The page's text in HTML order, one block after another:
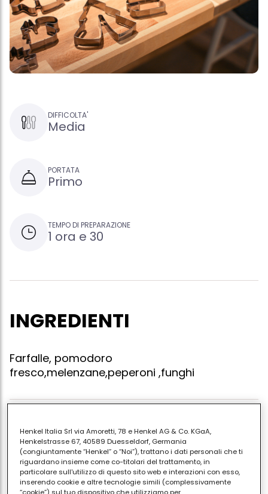
DIFFICOLTA'
Media
PORTATA
Primo
TEMPO DI PREPARAZIONE
1 ora e 30
INGREDIENTI
Farfalle, pomodoro
fresco,melenzane,peperoni ,funghi
Friggere i peperoni le melenzane i funghi a parte in un
poco d'olio imbiondire uno spicchio di aglio mettere i
pomodori tagliati a pezzettini e farli cuocere insieme
all'aglio per 2 minuti circa unire le verdure e lasciare
cuocere afuoco lento x 30 minuti cucere le farfalle
Henkel Italia Srl via Amoretti, 78 e Henkel AG & Co. KGaA,
Henkelstrasse 67, 40589 Duesseldorf, Germania
(congiuntamente “Henkel” o “Noi”), trattano i dati personali che ti
riguardano insieme come co-titolari del trattamento, in
particolare sull'utilizzo di questo sito web e interazioni con esso,
inserendo cookie e altre tecnologie simili (complessivamente